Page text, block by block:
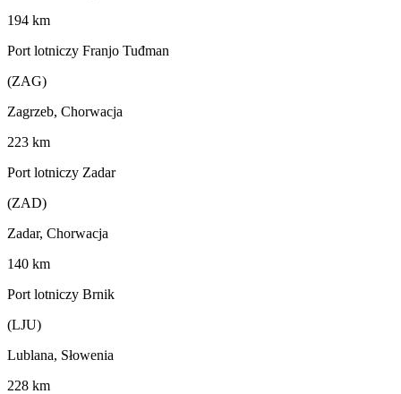
194 km
Port lotniczy Franjo Tuđman
(ZAG)
Zagrzeb, Chorwacja
223 km
Port lotniczy Zadar
(ZAD)
Zadar, Chorwacja
140 km
Port lotniczy Brnik
(LJU)
Lublana, Słowenia
228 km